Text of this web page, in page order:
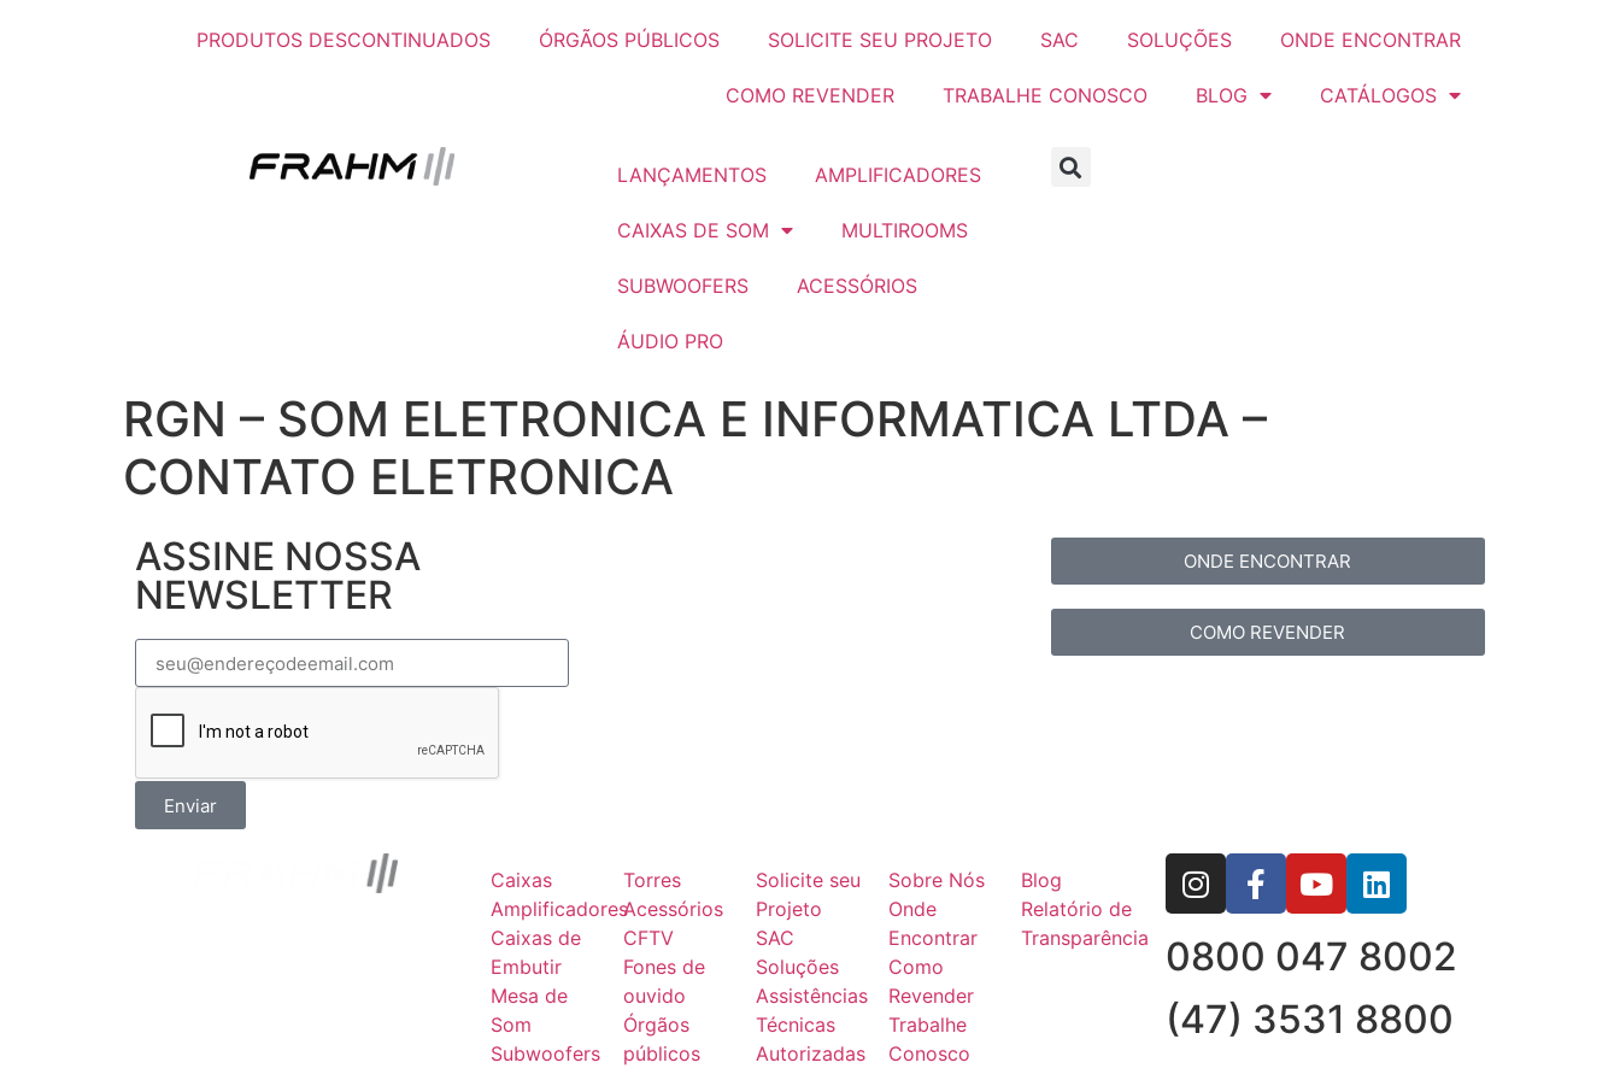
PRODUTOS DESCONTINUADOS ÓRGÃOS PÚBLICOS SOLICITE SEU PROJETO SAC SOLUÇÕES ONDE ENCONTRAR
COMO REVENDER TRABALHE CONOSCO BLOG CATÁLOGOS
LANÇAMENTOS AMPLIFICADORES
CAIXAS DE SOM MULTIROOMS
SUBWOOFERS ACESSÓRIOS
ÁUDIO PRO
RGN – SOM ELETRONICA E INFORMATICA LTDA –
CONTATO ELETRONICA
ASSINE NOSSA
NEWSLETTER
Enviar
ONDE ENCONTRAR
COMO REVENDER
Caixas
Amplificadores
Caixas de
Embutir
Mesa de
Som
Subwoofers
Torres
Acessórios
CFTV
Fones de
ouvido
Órgãos
públicos
Solicite seu
Projeto
SAC
Soluções
Assistências
Técnicas
Autorizadas
Sobre Nós
Onde
Encontrar
Como
Revender
Trabalhe
Conosco
Blog
Relatório de
Transparência
0800 047 8002
(47) 3531 8800